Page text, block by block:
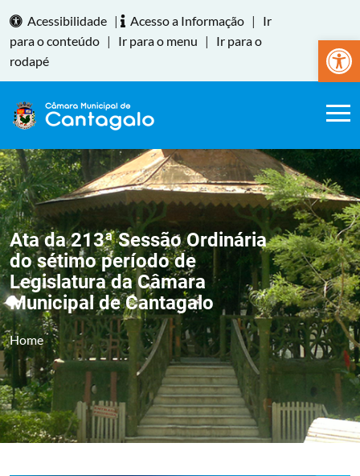
Abrir
Acessibilidade | Acesso a Informação |
Ir
para o conteúdo | Ir para o menu |
Ir para o
rodapé
Ata da 213ª Sessão Ordinária
do sétimo período de
Legislatura da Câmara
Municipal de Cantagalo
Home